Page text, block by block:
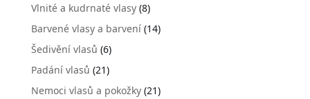
Vlnité a kudrnaté vlasy(8)
Barvené vlasy a barvení(14)
Šedivění vlasů (6)
Padání vlasů (21)
Nemoci vlasů a pokožky(21)